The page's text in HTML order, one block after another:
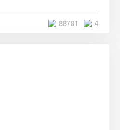
4
88781